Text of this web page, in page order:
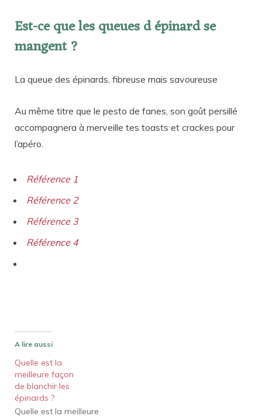
Est-ce que les queues d épinard se
mangent ?
La queue des épinards, fibreuse mais savoureuse
Au même titre que le pesto de fanes, son goût persillé
accompagnera à merveille tes toasts et crackes pour
l’apéro.
Référence 1
Référence 2
Référence 3
Référence 4
A lire aussi
Quelle est la
meilleure façon
de blanchir les
épinards ?
Quelle est la meilleure